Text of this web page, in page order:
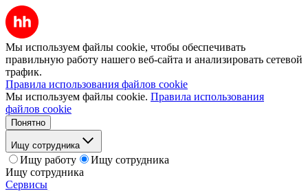
Мы используем файлы cookie, чтобы обеспечивать
правильную работу нашего веб-сайта и анализировать сетевой
трафик.
Правила использования файлов cookie
Мы используем файлы cookie. Правила использования
файлов cookie
Понятно
Ищу сотрудника
Ищу работу
Ищу сотрудника
Ищу сотрудника
Сервисы